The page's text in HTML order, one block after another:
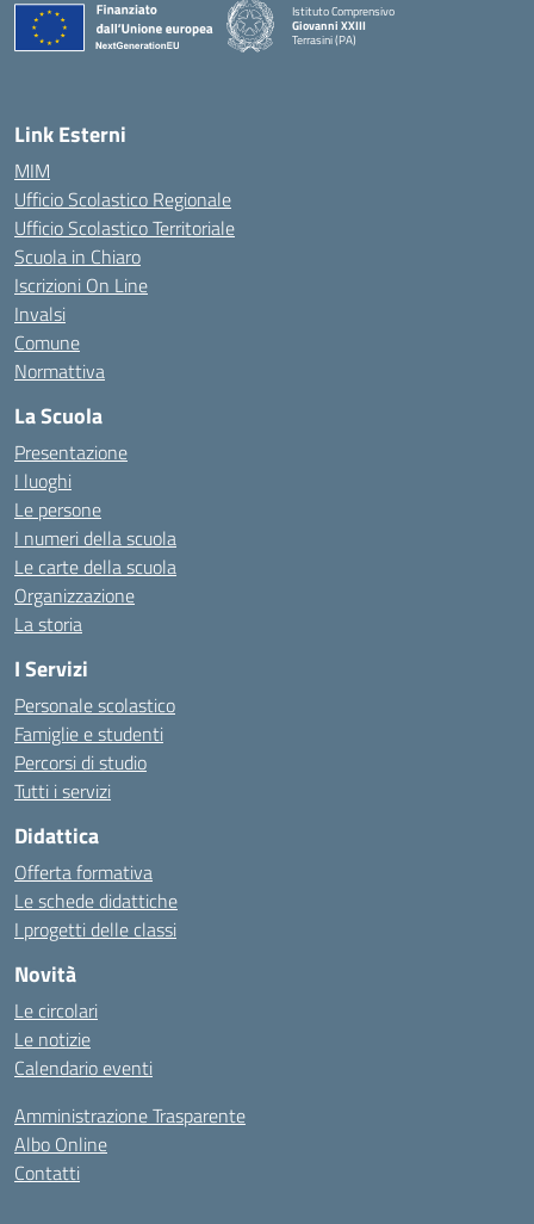
Istituto Comprensivo
Giovanni XXIII
Terrasini (PA)
Link Esterni
MIM
Ufficio Scolastico Regionale
Ufficio Scolastico Territoriale
Scuola in Chiaro
Iscrizioni On Line
Invalsi
Comune
Normattiva
La Scuola
Presentazione
I luoghi
Le persone
I numeri della scuola
Le carte della scuola
Organizzazione
La storia
I Servizi
Personale scolastico
Famiglie e studenti
Percorsi di studio
Tutti i servizi
Didattica
Offerta formativa
Le schede didattiche
I progetti delle classi
Novità
Le circolari
Le notizie
Calendario eventi
Amministrazione Trasparente
Albo Online
Contatti